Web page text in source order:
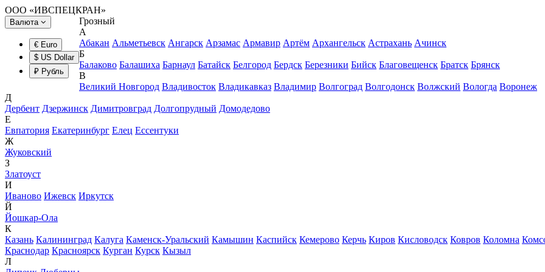
ООО «ИВСПЕЦКРАН»
Валюта
€ Euro
$ US Dollar
₽ Рубль
Грозный
А
Абакан Альметьевск Ангарск Арзамас Армавир Артём Архангельск Астрахань Ачинск
Б
Балаково Балашиха Барнаул Батайск Белгород Бердск Березники Бийск Благовещенск Братск Брянск
В
Великий Новгород Владивосток Владикавказ Владимир Волгоград Волгодонск Волжский Вологда Воронеж
Д
Дербент Дзержинск Димитровград Долгопрудный Домодедово
Е
Евпатория Екатеринбург Елец Ессентуки
Ж
Жуковский
З
Златоуст
И
Иваново Ижевск Иркутск
Й
Йошкар-Ола
К
Казань Калининград Калуга Каменск-Уральский Камышин Каспийск Кемерово Керчь Киров Кисловодск Ковров Коломна
Краснодар Красноярск Курган Курск Кызыл
Л